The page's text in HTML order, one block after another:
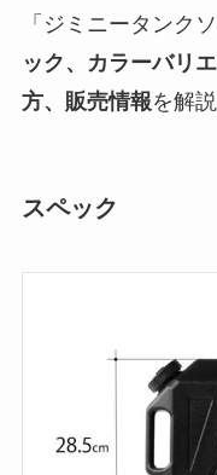
「ジミニータンク
ック、カラーバリ
方、販売情報を解
スペック